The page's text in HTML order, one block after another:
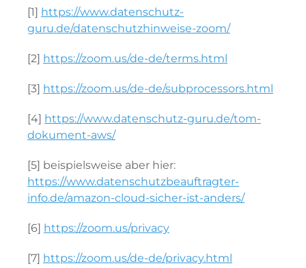
[1] https://www.datenschutz-
guru.de/datenschutzhinweise-zoom/
[2] https://zoom.us/de-de/terms.html
[3] https://zoom.us/de-de/subprocessors.html
[4] https://www.datenschutz-guru.de/tom-
dokument-aws/
[5] beispielsweise aber hier:
https://www.datenschutzbeauftragter-
info.de/amazon-cloud-sicher-ist-anders/
[6] https://zoom.us/privacy
[7] https://zoom.us/de-de/privacy.html